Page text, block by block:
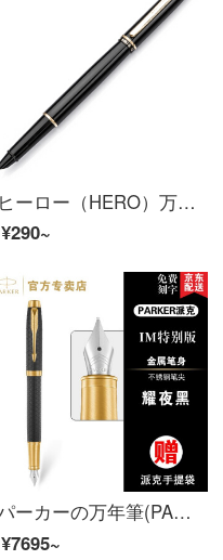
ヒーロー（HERO）万年筆黒金会はペンと水墨で暗いペンの51 Aを使います。
¥290~
パーカーの万年筆(PAKER)新型IMシリーズの万年筆は純黒で麗雅なインクのペンです。学生の書道習字のサインペンは男女兼用です。
¥7695~